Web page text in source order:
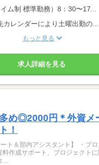
ム制 標準勤務）8：30〜17...
カレンダーにより土曜出勤の...
もっと見る
求人詳細を見る
め◎2000円＊外資メ
！
ート＆部内アシスタント】 ・プ
料作成サポート、プロジェクト
...